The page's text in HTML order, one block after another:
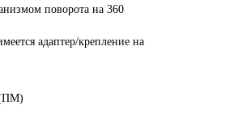
поворота на 360
адаптер/крепление на
(ПМ)